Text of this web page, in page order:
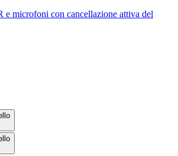
e microfoni con cancellazione attiva del